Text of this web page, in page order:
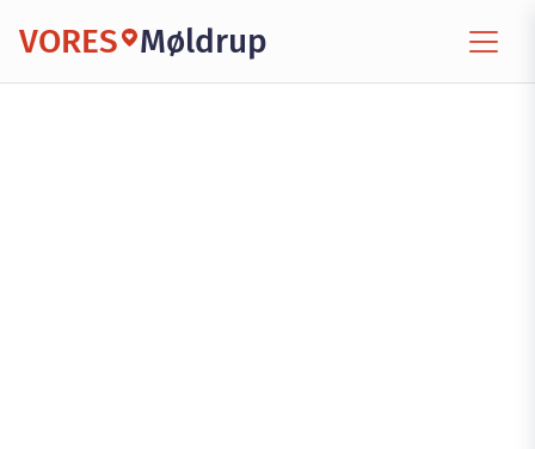
VORES Møldrup